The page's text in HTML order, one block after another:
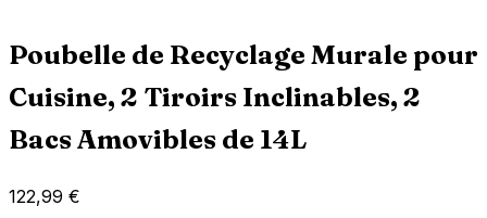
Poubelle de Recyclage Murale pour
Cuisine, 2 Tiroirs Inclinables, 2
Bacs Amovibles de 14L
122,99 €